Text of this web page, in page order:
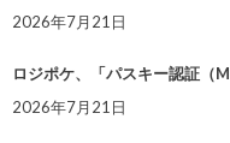
2026年7月21日
ロジポケ、「パスキー認証（
2026年7月21日